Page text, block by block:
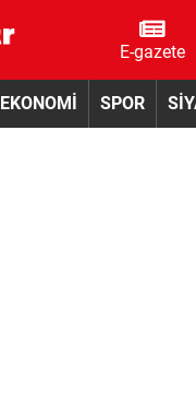
E-gazete
EKONOMİ SPOR